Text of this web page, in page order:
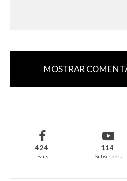
MOSTRAR
Tu dirección de correo electrónico no será
obligatorios están marcados con
424
Fans
114
Subscribers